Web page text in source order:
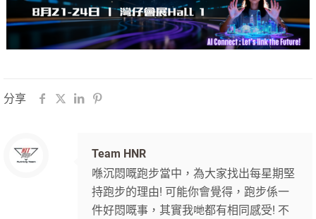
分享
Team HNR
喺沉悶嘅跑步當中，為大家找出每星期堅
持跑步的理由! 可能你會覺得，跑步係一
件好悶嘅事，其實我哋都有相同感受! 不